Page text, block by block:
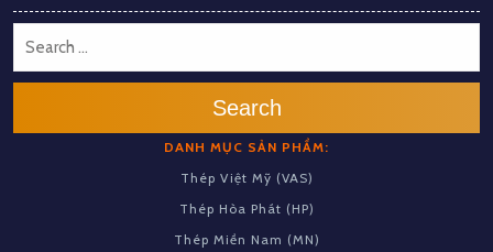
Search
DANH MỤC SẢN PHẨM:
Thép Việt Mỹ (VAS)
Thép Hòa Phát (HP)
Thép Miền Nam (MN)